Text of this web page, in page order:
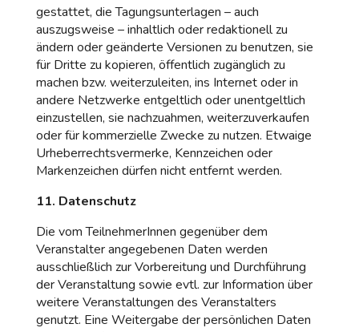
gestattet, die Tagungsunterlagen – auch
auszugsweise – inhaltlich oder redaktionell zu
ändern oder geänderte Versionen zu benutzen, sie
für Dritte zu kopieren, öffentlich zugänglich zu
machen bzw. weiterzuleiten, ins Internet oder in
andere Netzwerke entgeltlich oder unentgeltlich
einzustellen, sie nachzuahmen, weiterzuverkaufen
oder für kommerzielle Zwecke zu nutzen. Etwaige
Urheberrechtsvermerke, Kennzeichen oder
Markenzeichen dürfen nicht entfernt werden.
11. Datenschutz
Die vom TeilnehmerInnen gegenüber dem
Veranstalter angegebenen Daten werden
ausschließlich zur Vorbereitung und Durchführung
der Veranstaltung sowie evtl. zur Information über
weitere Veranstaltungen des Veranstalters
genutzt. Eine Weitergabe der persönlichen Daten